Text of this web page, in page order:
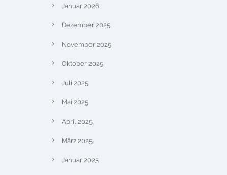
Januar 2026
Dezember 2025
November 2025
Oktober 2025
Juli 2025
Mai 2025
April 2025
März 2025
Januar 2025